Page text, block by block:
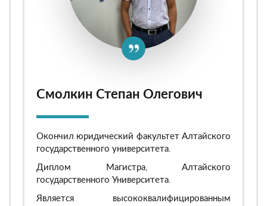
Смолкин Степан Олегович
Окончил юридический факультет Алтайского
государственного университета.
Диплом Магистра, Алтайского
государственного Университета.
Является высококвалифицированным